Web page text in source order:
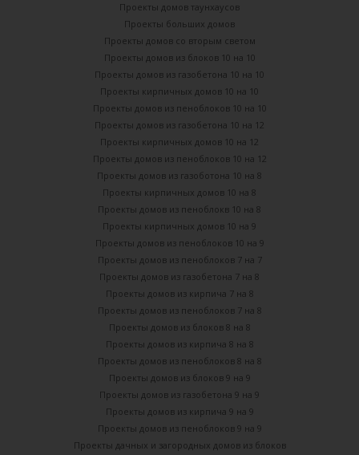
Проекты домов таунхаусов
Проекты больших домов
Проекты домов со вторым светом
Проекты домов из блоков 10 на 10
Проекты домов из газобетона 10 на 10
Проекты кирпичных домов 10 на 10
Проекты домов из пеноблоков 10 на 10
Проекты домов из газобетона 10 на 12
Проекты кирпичных домов 10 на 12
Проекты домов из пеноблоков 10 на 12
Проекты домов из газоботона 10 на 8
Проекты кирпичных домов 10 на 8
Проекты домов из пеноблокв 10 на 8
Проекты кирпичных домов 10 на 9
Проекты домов из пеноблоков 10 на 9
Проекты домов из пеноблоков 7 на 7
Проекты домов из газобетона 7 на 8
Проекты домов из кирпича 7 на 8
Проекты домов из пеноблоков 7 на 8
Проекты домов из блоков 8 на 8
Проекты домов из кирпича 8 на 8
Проекты домов из пеноблоков 8 на 8
Проекты домов из блоков 9 на 9
Проекты домов из газобетона 9 на 9
Проекты домов из кирпича 9 на 9
Проекты домов из пеноблоков 9 на 9
Проекты дачных и загородных домов из блоков